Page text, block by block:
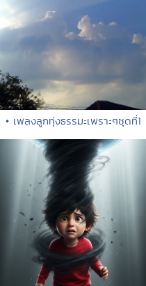
• เพลงลูกทุ่งธรรมะเพราะๆชุดที่1